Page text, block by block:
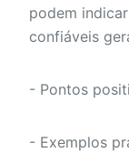
podem
confiáveis
- Pontos
- Exemplos